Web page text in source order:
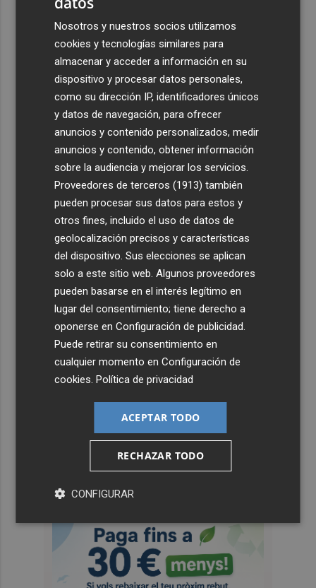
Nosotros y nuestros socios utilizamos
cookies y tecnologías similares para
almacenar y acceder a información en su
dispositivo y procesar datos personales,
como su dirección IP, identificadores únicos
y datos de navegación, para ofrecer
anuncios y contenido personalizados, medir
anuncios y contenido, obtener información
sobre la audiencia y mejorar los servicios.
Proveedores de terceros (1913) también
pueden procesar sus datos para estos y
otros fines, incluido el uso de datos de
geolocalización precisos y características
del dispositivo. Sus elecciones se aplican
solo a este sitio web. Algunos proveedores
pueden basarse en el interés legítimo en
lugar del consentimiento; tiene derecho a
oponerse enConfiguración de publicidad
Puede retirar su consentimiento en
cualquier momento enConfiguración de
cookies .Política de privacidad
ACEPTAR TODO
RECHAZAR TODO
CONFIGURAR